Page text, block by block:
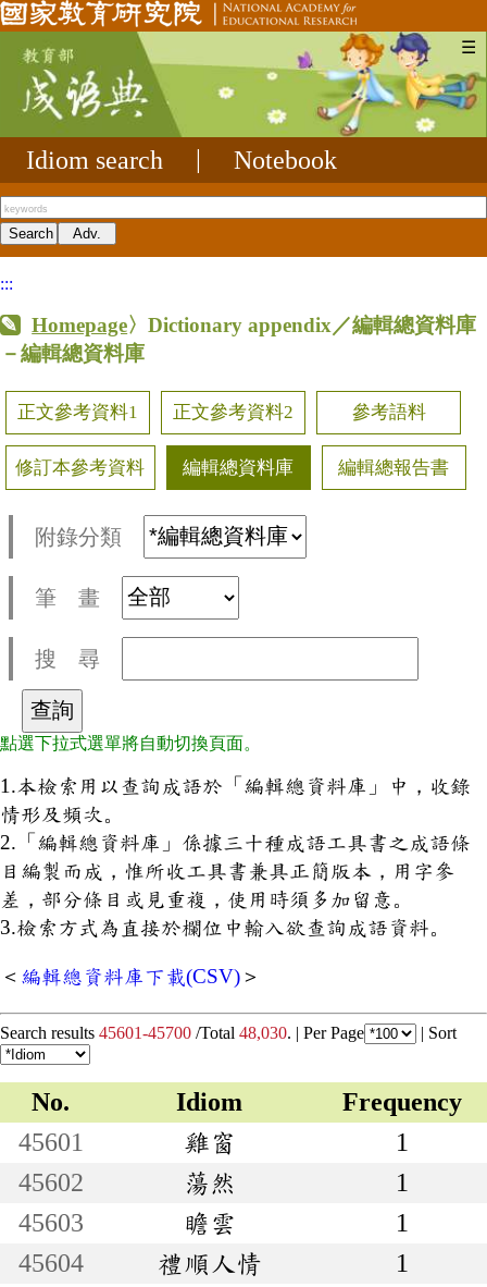
☰
Idiom search Notebook
:::
Homepage〉Dictionary appendix／編輯總資料庫
－編輯總資料庫
正文參考資料1 正文參考資料2 參考語料
修訂本參考資料 編輯總資料庫 編輯總報告書
附錄分類
筆 畫
搜 尋
點選下拉式選單將自動切換頁面。
1.本檢索用以查詢成語於「編輯總資料庫」中，收錄
情形及頻次。
2.「編輯總資料庫」係據三十種成語工具書之成語條
目編製而成，惟所收工具書兼具正簡版本，用字參
差，部分條目或見重複，使用時須多加留意。
3.檢索方式為直接於欄位中輸入欲查詢成語資料。
＜ 編輯總資料庫下載(CSV)＞
Search results 45601-45700 /Total 48,030. | Per Page | Sort
No. Idiom
Frequency
45601
雞窗
1
45602
蕩然
1
45603
瞻雲
1
45604
禮順人情
1